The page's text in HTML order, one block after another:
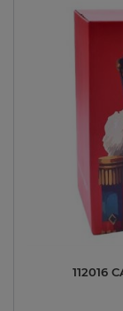
112016